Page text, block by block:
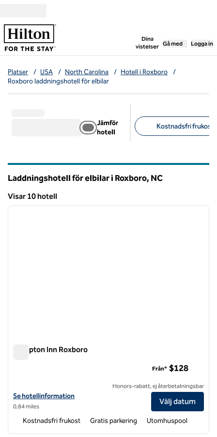
Dina
vistelser
,öppnar ny flik
Gå med Logga in
Platser / USA / North Carolina / Hotell i Roxboro
/
Roxboro laddningshotell för elbilar
Jämför
hotell
Kostnadsfri frukost
Laddningshotell för elbilar i Roxboro, NC
Visar 10 hotell
Visar 10 hotell
1 av 12
nästa
Hampton Inn Roxboro
Visa hotelldetaljer för Hampton Inn Roxboro
Se hotellinformation
0,84 miles
Från* $128
Honors-rabatt, ej återbetalningsbar
Välj datum
Kostnadsfri frukost Gratis parkering Utomhuspool